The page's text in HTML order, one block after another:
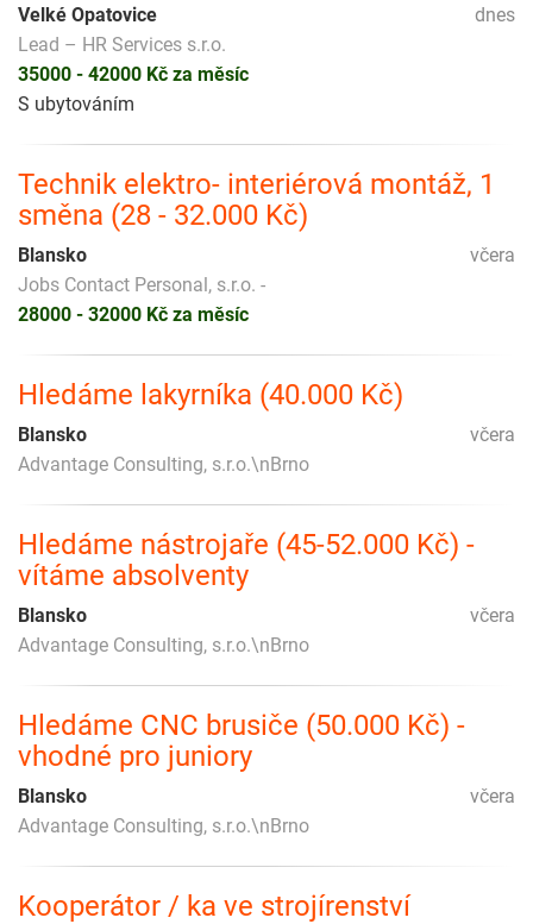
dnes
Velké Opatovice
Lead – HR Services s.r.o.
35000 - 42000 Kč za měsíc
S ubytováním
Technik elektro- interiérová montáž, 1
směna (28 - 32.000 Kč)
včera
Blansko
Jobs Contact Personal, s.r.o. -
28000 - 32000 Kč za měsíc
Hledáme lakyrníka (40.000 Kč)
včera
Blansko
Advantage Consulting, s.r.o.\nBrno
Hledáme nástrojaře (45-52.000 Kč) -
vítáme absolventy
včera
Blansko
Advantage Consulting, s.r.o.\nBrno
Hledáme CNC brusiče (50.000 Kč) -
vhodné pro juniory
včera
Blansko
Advantage Consulting, s.r.o.\nBrno
Kooperátor / ka ve strojírenství